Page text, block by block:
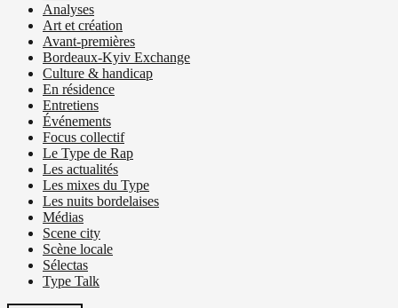
Analyses
Art et création
Avant-premières
Bordeaux-Kyiv Exchange
Culture & handicap
En résidence
Entretiens
Événements
Focus collectif
Le Type de Rap
Les actualités
Les mixes du Type
Les nuits bordelaises
Médias
Scene city
Scène locale
Sélectas
Type Talk